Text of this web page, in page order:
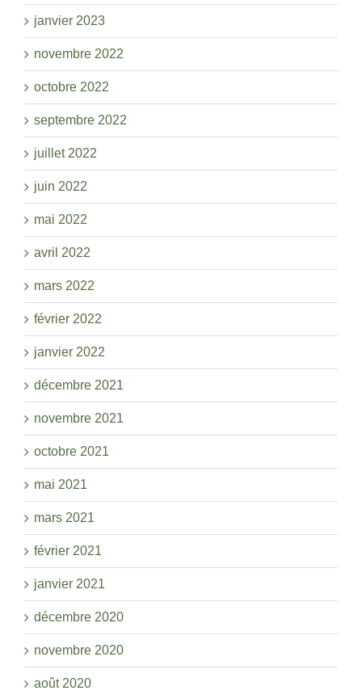
janvier 2023
novembre 2022
octobre 2022
septembre 2022
juillet 2022
juin 2022
mai 2022
avril 2022
mars 2022
février 2022
janvier 2022
décembre 2021
novembre 2021
octobre 2021
mai 2021
mars 2021
février 2021
janvier 2021
décembre 2020
novembre 2020
août 2020